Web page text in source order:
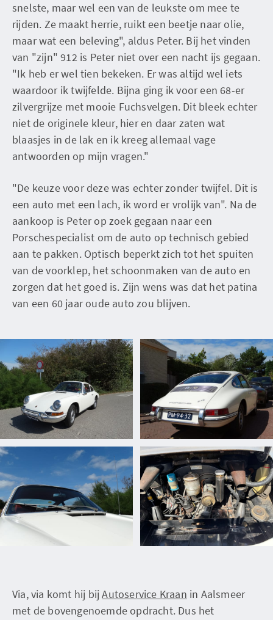
snelste, maar wel een van de leukste om mee te
rijden. Ze maakt herrie, ruikt een beetje naar olie,
maar wat een beleving", aldus Peter. Bij het vinden
van "zijn" 912 is Peter niet over een nacht ijs gegaan.
"Ik heb er wel tien bekeken. Er was altijd wel iets
waardoor ik twijfelde. Bijna ging ik voor een 68-er
zilvergrijze met mooie Fuchsvelgen. Dit bleek echter
niet de originele kleur, hier en daar zaten wat
blaasjes in de lak en ik kreeg allemaal vage
antwoorden op mijn vragen."
"De keuze voor deze was echter zonder twijfel. Dit is
een auto met een lach, ik word er vrolijk van". Na de
aankoop is Peter op zoek gegaan naar een
Porschespecialist om de auto op technisch gebied
aan te pakken. Optisch beperkt zich tot het spuiten
van de voorklep, het schoonmaken van de auto en
zorgen dat het goed is. Zijn wens was dat het patina
van een 60 jaar oude auto zou blijven.
Via, via komt hij bijAutoservice Kraan in Aalsmeer
met de bovengenoemde opdracht. Dus het